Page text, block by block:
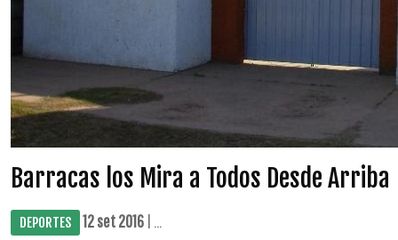
Barracas los Mira a Todos Desde Arriba
DEPORTES 12 set 2016 | ...